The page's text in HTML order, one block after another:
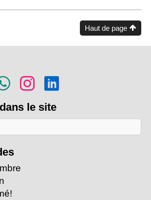
Haut de page
nous sur Facebook
nous sur
Rejoins notre
Suis-nous sur
dans le site